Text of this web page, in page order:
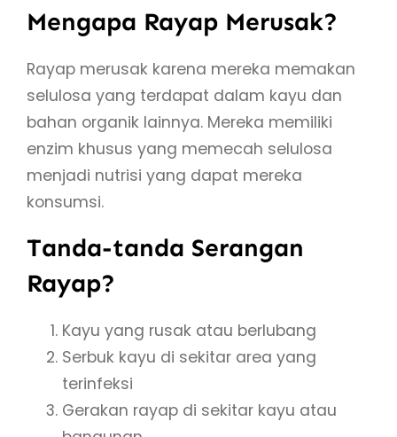
Mengapa Rayap Merusak?
Rayap merusak karena mereka memakan
selulosa yang terdapat dalam kayu dan
bahan organik lainnya. Mereka memiliki
enzim khusus yang memecah selulosa
menjadi nutrisi yang dapat mereka
konsumsi.
Tanda-tanda Serangan
Rayap?
Kayu yang rusak atau berlubang
Serbuk kayu di sekitar area yang
terinfeksi
Gerakan rayap di sekitar kayu atau